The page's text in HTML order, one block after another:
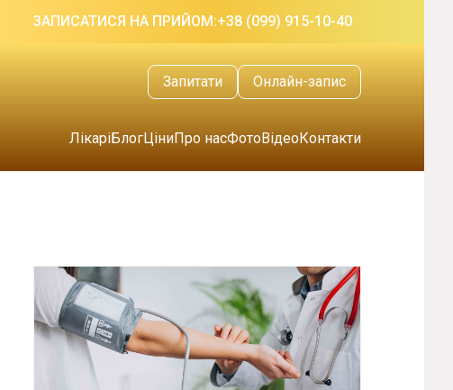
ЗАПИСАТИСЯ НА ПРИЙОМ:+38 (099) 915-10-40
Запитати Онлайн-запис
ЛікаріБлогЦіниПро насФотоВідеоКонтакти